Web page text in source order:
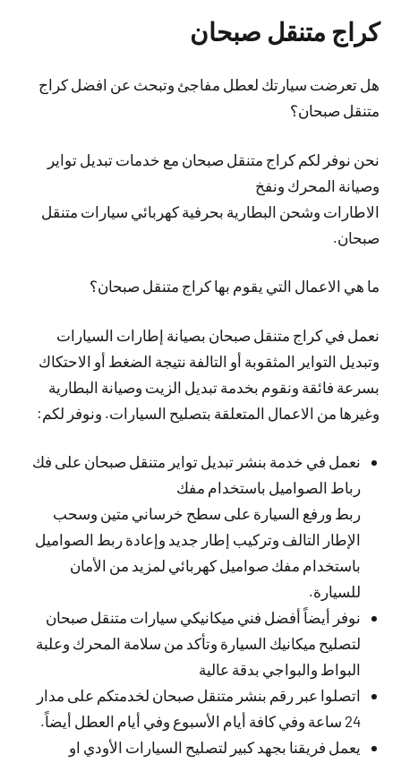
كراج متنقل صبحان
هل تعرضت سيارتك لعطل مفاجئ وتبحث عن افضل كراج
متنقل صبحان؟
نحن نوفر لكم كراج متنقل صبحان مع خدمات تبديل تواير
وصيانة المحرك ونفخ
الاطارات وشحن البطارية بحرفية كهربائي سيارات متنقل
صبحان.
ما هي الاعمال التي يقوم بها كراج متنقل صبحان؟
نعمل في كراج متنقل صبحان بصيانة إطارات السيارات
وتبديل التواير المثقوبة أو التالفة نتيجة الضغط أو الاحتكاك
بسرعة فائقة ونقوم بخدمة تبديل الزيت وصيانة البطارية
وغيرها من الاعمال المتعلقة بتصليح السيارات. ونوفر لكم:
نعمل في خدمة بنشر تبديل تواير متنقل صبحان على فك
رباط الصواميل باستخدام مفك
ربط ورفع السيارة على سطح خرساني متين وسحب
الإطار التالف وتركيب إطار جديد وإعادة ربط الصواميل
باستخدام مفك صواميل كهربائي لمزيد من الأمان
للسيارة.
نوفر أيضاً أفضل فني ميكانيكي سيارات متنقل صبحان
لتصليح ميكانيك السيارة وتأكد من سلامة المحرك وعلبة
البواط والبواجي بدقة عالية
اتصلوا عبر رقم بنشر متنقل صبحان لخدمتكم على مدار
24 ساعة وفي كافة أيام الأسبوع وفي أيام العطل أيضاً.
يعمل فريقنا بجهد كبير لتصليح السيارات الأودي او